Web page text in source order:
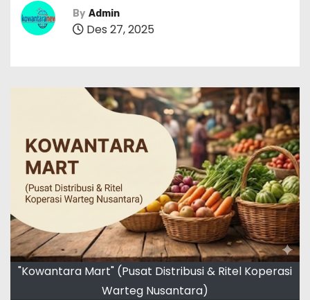
By Admin
Des 27, 2025
"Kowantara Mart" (Pusat Distribusi & Ritel Koperasi
Warteg Nusantara)